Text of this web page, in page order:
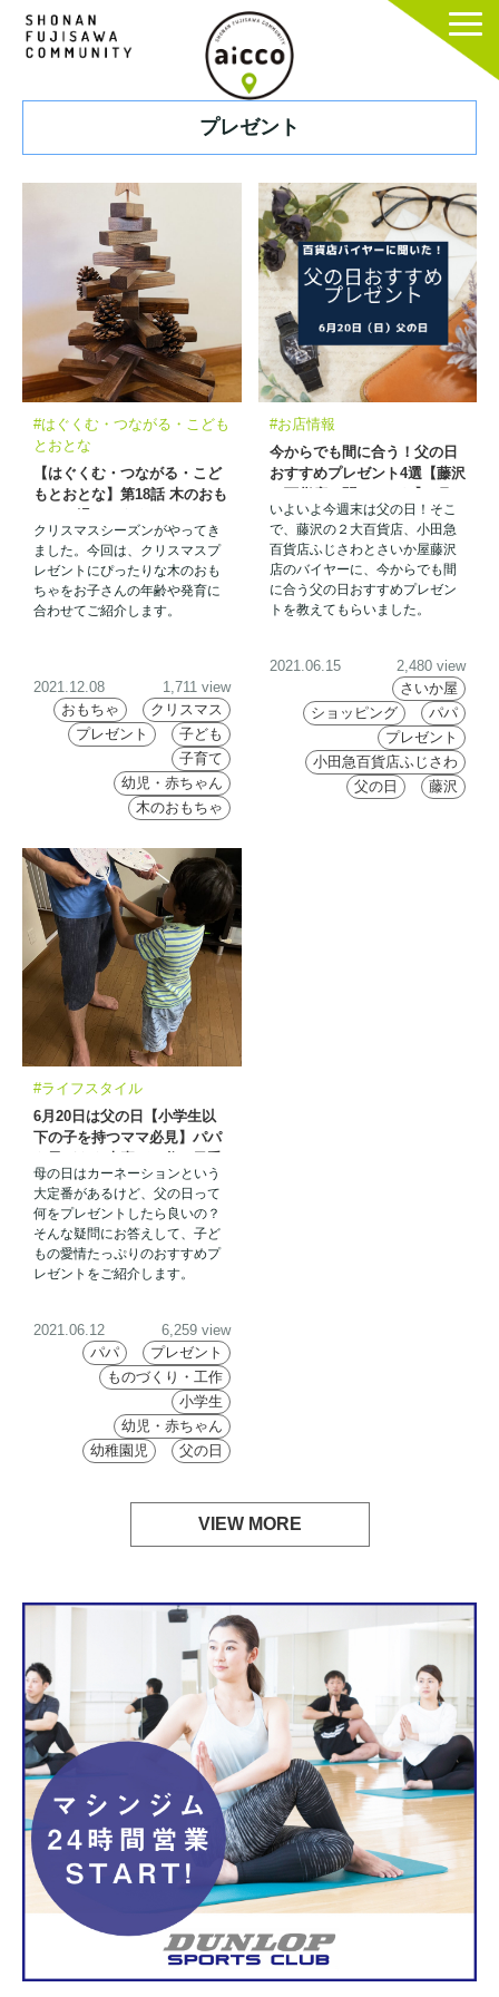
プレゼント
#はぐくむ・つながる・こども
とおとな
【はぐくむ・つながる・こど
もとおとな】第18話 木のおも
ちゃの温かさをクリスマスの
贈り物に！
クリスマスシーズンがやってき
ました。今回は、クリスマスプ
レゼントにぴったりな木のおも
ちゃをお子さんの年齢や発育に
合わせてご紹介します。
2021.12.08
1,711 view
おもちゃ
クリスマス
プレゼント
子ども
子育て
幼児・赤ちゃん
木のおもちゃ
#お店情報
今からでも間に合う！父の日
おすすめプレゼント4選【藤沢
の百貨店に聞いてみた】6月
20日は父の日
いよいよ今週末は父の日！そこ
で、藤沢の２大百貨店、小田急
百貨店ふじさわとさいか屋藤沢
店のバイヤーに、今からでも間
に合う父の日おすすめプレゼン
トを教えてもらいました。
2021.06.15
2,480 view
さいか屋
ショッピング
パパ
プレゼント
小田急百貨店ふじさわ
父の日
藤沢
#ライフスタイル
6月20日は父の日【小学生以
下の子を持つママ必見】パパ
作りプレゼントの新定番
母の日はカーネーションという
大定番があるけど、父の日って
何をプレゼントしたら良いの？
そんな疑問にお答えして、子ど
もの愛情たっぷりのおすすめプ
レゼントをご紹介します。
2021.06.12
6,259 view
パパ
プレゼント
ものづくり・工作
小学生
幼児・赤ちゃん
幼稚園児
父の日
VIEW MORE